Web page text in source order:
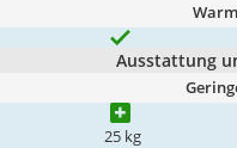
Ausstattung
25 kg